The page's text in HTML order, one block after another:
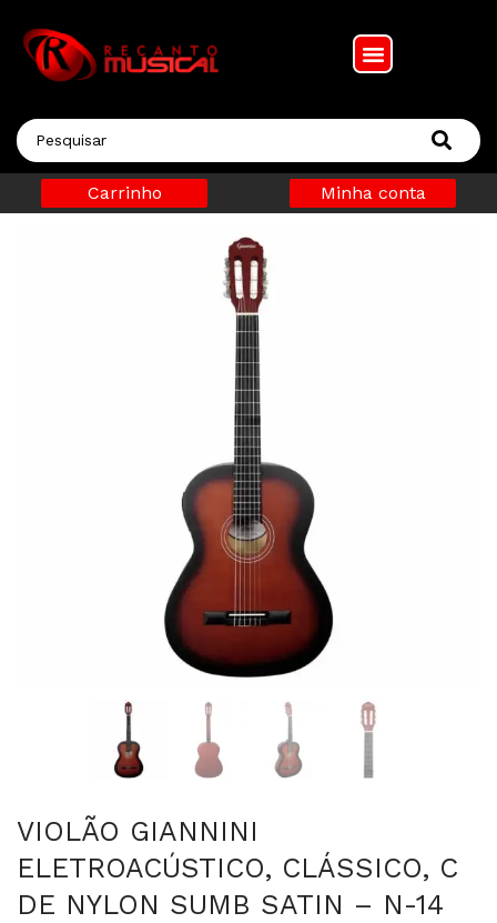
Carrinho Minha conta
VIOLÃO GIANNINI
ELETROACÚSTICO, CLÁSSICO, C
DE NYLON SUMB SATIN – N-14